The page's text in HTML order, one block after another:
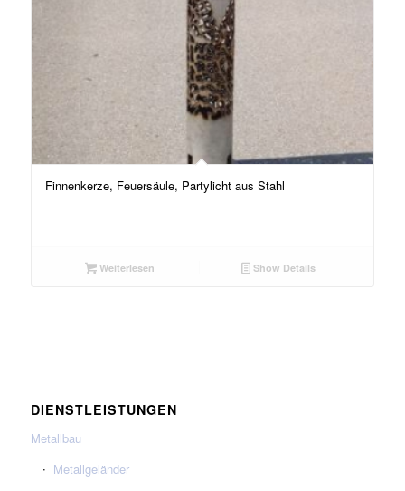
Finnenkerze, Feuersäule, Partylicht aus Stahl
Weiterlesen Show Details
DIENSTLEISTUNGEN
Metallbau
Metallgeländer